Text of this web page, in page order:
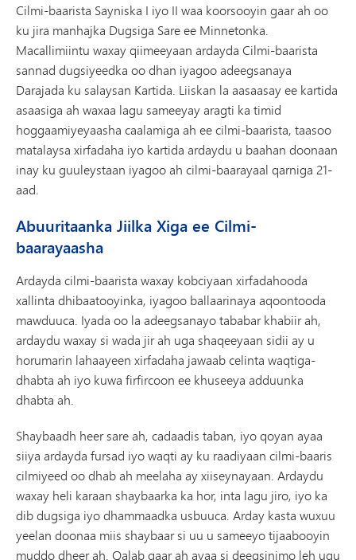
Cilmi-baarista Sayniska I iyo II waa koorsooyin gaar ah oo
ku jira manhajka Dugsiga Sare ee Minnetonka.
Macallimiintu waxay qiimeeyaan ardayda Cilmi-baarista
sannad dugsiyeedka oo dhan iyagoo adeegsanaya
Darajada ku salaysan Kartida. Liiskan la aasaasay ee kartida
asaasiga ah waxaa lagu sameeyay aragti ka timid
hoggaamiyeyaasha caalamiga ah ee cilmi-baarista, taasoo
matalaysa xirfadaha iyo kartida ardaydu u baahan doonaan
inay ku guuleystaan ​​​​iyagoo ah cilmi-baarayaal qarniga 21-
aad.
Abuuritaanka Jiilka Xiga ee Cilmi-
baarayaasha
Ardayda cilmi-baarista waxay kobciyaan xirfadahooda
xallinta dhibaatooyinka, iyagoo ballaarinaya aqoontooda
mawduuca. Iyada oo la adeegsanayo tababar khabiir ah,
ardaydu waxay si wada jir ah uga shaqeeyaan sidii ay u
horumarin lahaayeen xirfadaha jawaab celinta waqtiga-
dhabta ah iyo kuwa firfircoon ee khuseeya adduunka
dhabta ah.
Shaybaadh heer sare ah, cadaadis taban, iyo qoyan ayaa
siiya ardayda fursad iyo waqti ay ku raadiyaan cilmi-baaris
cilmiyeed oo dhab ah meelaha ay xiiseynayaan. Ardaydu
waxay heli karaan shaybaarka ka hor, inta lagu jiro, iyo ka
dib dugsiga iyo dhammaadka usbuuca. Arday kasta wuxuu
yeelan doonaa miis shaybaar si uu u sameeyo tijaabooyin
muddo dheer ah. Qalab gaar ah ayaa si deeqsinimo leh ugu